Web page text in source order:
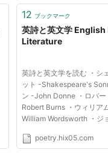
12 ブックマーク
英詩と英文学
Literature
英詩と英文学を読む ・シ
ット -Shakespeare's
ン -John Donne ・ロバ
Robert Burns ・ウィリア
William Wordsworth ・ジ
ー・ビッシュ・シェリー
poetry.hix05.com